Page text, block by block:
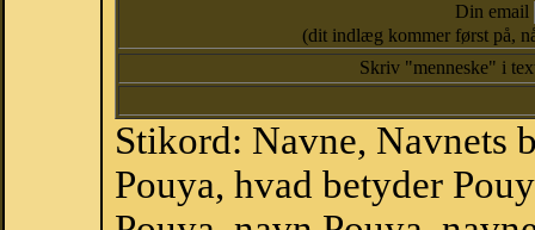
Din email
(dit indlæg kommer først på,
Skriv "menneske" i
Stikord: Navne, Navnets
Pouya, hvad betyder